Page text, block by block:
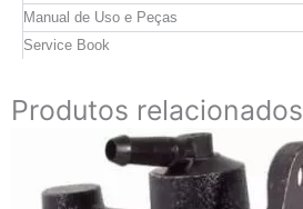
Manual de Uso e Peças
Service Book
Produtos relacionados